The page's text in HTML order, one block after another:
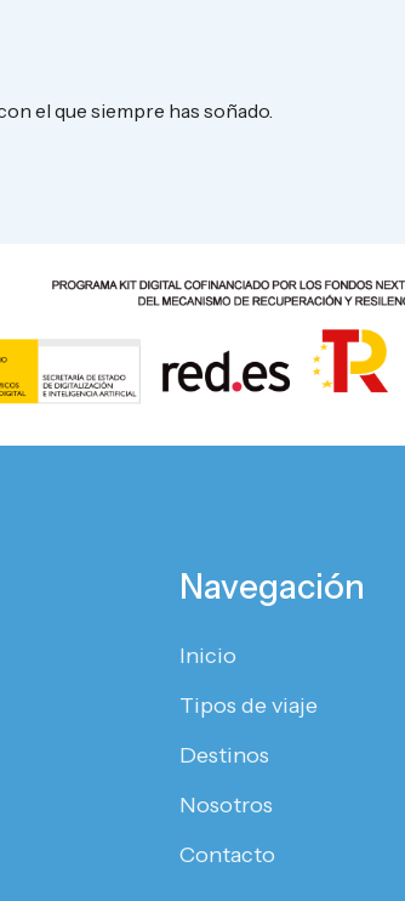
el que siempre has soñado.
Navegación
Inicio
Tipos de viaje
Destinos
Nosotros
Contacto